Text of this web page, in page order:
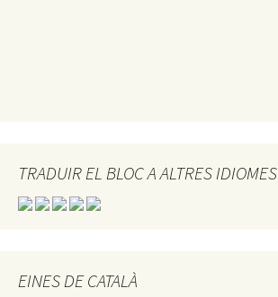
TRADUIR EL BLOC A ALTRES IDIOMES
EINES DE CATALÀ